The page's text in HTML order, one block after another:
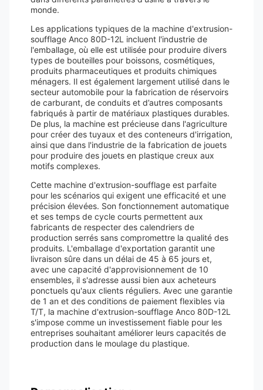
monde.
Les applications typiques de la machine d'extrusion-
soufflage Anco 80D-12L incluent l'industrie de
l'emballage, où elle est utilisée pour produire divers
types de bouteilles pour boissons, cosmétiques,
produits pharmaceutiques et produits chimiques
ménagers. Il est également largement utilisé dans le
secteur automobile pour la fabrication de réservoirs
de carburant, de conduits et d’autres composants
fabriqués à partir de matériaux plastiques durables.
De plus, la machine est précieuse dans l'agriculture
pour créer des tuyaux et des conteneurs d'irrigation,
ainsi que dans l'industrie de la fabrication de jouets
pour produire des jouets en plastique creux aux
motifs complexes.
Cette machine d'extrusion-soufflage est parfaite
pour les scénarios qui exigent une efficacité et une
précision élevées. Son fonctionnement automatique
et ses temps de cycle courts permettent aux
fabricants de respecter des calendriers de
production serrés sans compromettre la qualité des
produits. L'emballage d'exportation garantit une
livraison sûre dans un délai de 45 à 65 jours et,
avec une capacité d'approvisionnement de 10
ensembles, il s'adresse aussi bien aux acheteurs
ponctuels qu'aux clients réguliers. Avec une garantie
de 1 an et des conditions de paiement flexibles via
T/T, la machine d'extrusion-soufflage Anco 80D-12L
s'impose comme un investissement fiable pour les
entreprises souhaitant améliorer leurs capacités de
production dans le moulage du plastique.